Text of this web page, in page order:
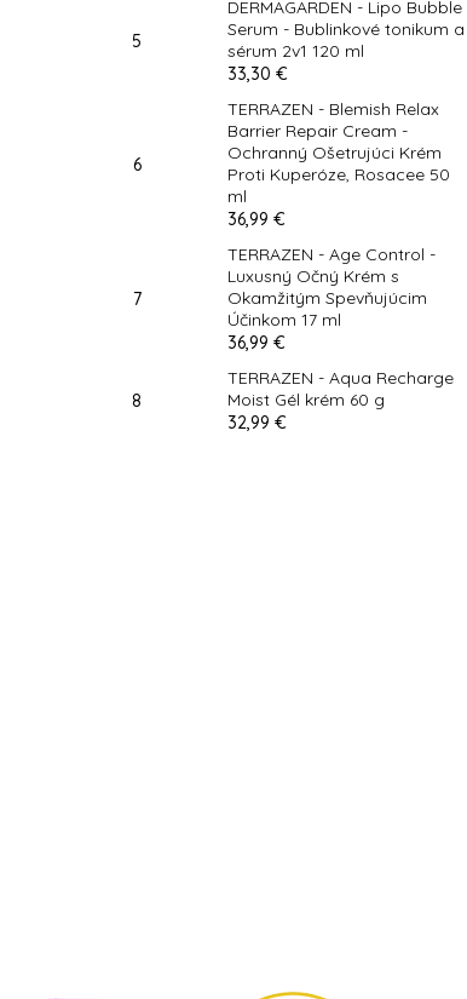
DERMAGARDEN - Lipo Bubble
Serum - Bublinkové tonikum a
sérum 2v1 120 ml
33,30 €
TERRAZEN - Blemish Relax
Barrier Repair Cream -
Ochranný Ošetrujúci Krém
Proti Kuperóze, Rosacee 50
ml
36,99 €
TERRAZEN - Age Control -
Luxusný Očný Krém s
Okamžitým Spevňujúcim
Účinkom 17 ml
36,99 €
TERRAZEN - Aqua Recharge
Moist Gél krém 60 g
32,99 €